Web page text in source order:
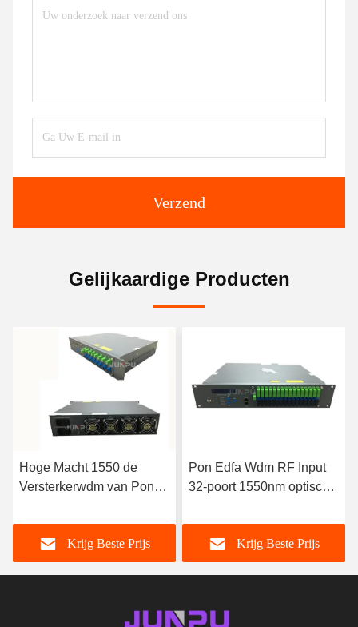
Verzend
Gelijkaardige Producten
Hoge Macht 1550 de
Versterkerwdm van Pon
16 Output per 19dbm, edfa
1550
Krijg Beste Prijs
Pon Edfa Wdm RF Input
32-poort 1550nm optische
Krijg Beste Prijs